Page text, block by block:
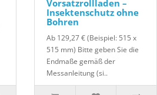
Vorsatzrollladen –
Insektenschutz ohne
Bohren
Ab 129,27 € (Beispiel: 515 x
515 mm) Bitte geben Sie die
Endmaße gemäß der
Messanleitung (si..